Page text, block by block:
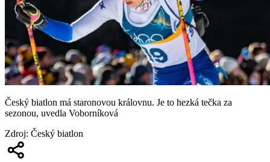
Český biatlon má staronovou královnu. Je to hezká tečka za
sezonou, uvedla Voborníková
Zdroj: Český biatlon